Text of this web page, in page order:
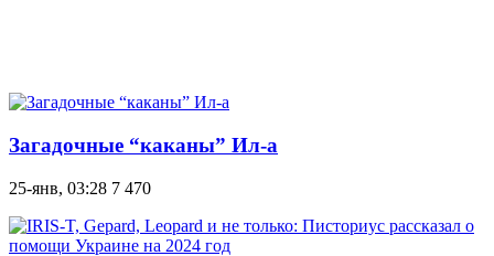
Загадочные “каканы” Ил-а
25-янв, 03:28 7 470